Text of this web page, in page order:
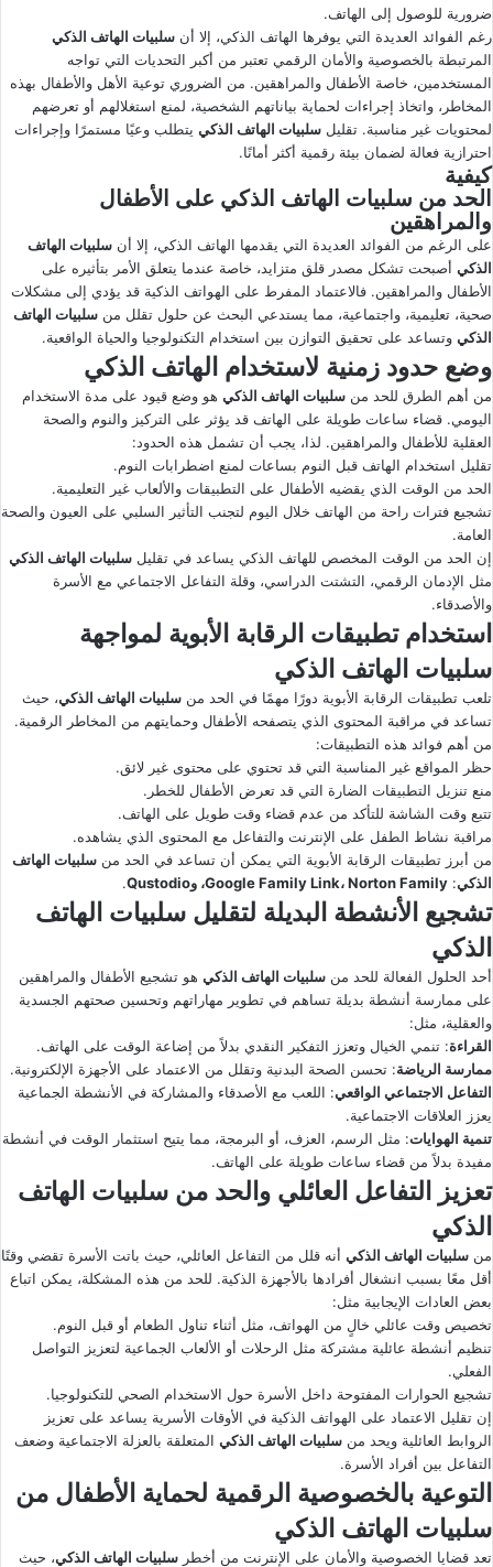
ضرورية للوصول إلى الهاتف.
رغم الفوائد العديدة التي يوفرها الهاتف الذكي، إلا أن سلبيات الهاتف الذكي
المرتبطة بالخصوصية والأمان الرقمي تعتبر من أكبر التحديات التي تواجه
المستخدمين، خاصة الأطفال والمراهقين. من الضروري توعية الأهل والأطفال بهذه
المخاطر، واتخاذ إجراءات لحماية بياناتهم الشخصية، لمنع استغلالهم أو تعرضهم
لمحتويات غير مناسبة. تقليل سلبيات الهاتف الذكي يتطلب وعيًا مستمرًا وإجراءات
احترازية فعالة لضمان بيئة رقمية أكثر أمانًا.
كيفية
الحد من سلبيات الهاتف الذكي على الأطفال
والمراهقين
على الرغم من الفوائد العديدة التي يقدمها الهاتف الذكي، إلا أن سلبيات الهاتف
الذكي أصبحت تشكل مصدر قلق متزايد، خاصة عندما يتعلق الأمر بتأثيره على
الأطفال والمراهقين. فالاعتماد المفرط على الهواتف الذكية قد يؤدي إلى مشكلات
صحية، تعليمية، واجتماعية، مما يستدعي البحث عن حلول تقلل من سلبيات الهاتف
الذكي وتساعد على تحقيق التوازن بين استخدام التكنولوجيا والحياة الواقعية.
وضع حدود زمنية لاستخدام الهاتف الذكي
من أهم الطرق للحد من سلبيات الهاتف الذكي هو وضع قيود على مدة الاستخدام
اليومي. قضاء ساعات طويلة على الهاتف قد يؤثر على التركيز والنوم والصحة
العقلية للأطفال والمراهقين. لذا، يجب أن تشمل هذه الحدود:
تقليل استخدام الهاتف قبل النوم بساعات لمنع اضطرابات النوم.
الحد من الوقت الذي يقضيه الأطفال على التطبيقات والألعاب غير التعليمية.
تشجيع فترات راحة من الهاتف خلال اليوم لتجنب التأثير السلبي على العيون والصحة
العامة.
إن الحد من الوقت المخصص للهاتف الذكي يساعد في تقليل سلبيات الهاتف الذكي
مثل الإدمان الرقمي، التشتت الدراسي، وقلة التفاعل الاجتماعي مع الأسرة
والأصدقاء.
استخدام تطبيقات الرقابة الأبوية لمواجهة
سلبيات الهاتف الذكي
تلعب تطبيقات الرقابة الأبوية دورًا مهمًا في الحد من سلبيات الهاتف الذكي، حيث
تساعد في مراقبة المحتوى الذي يتصفحه الأطفال وحمايتهم من المخاطر الرقمية.
من أهم فوائد هذه التطبيقات:
حظر المواقع غير المناسبة التي قد تحتوي على محتوى غير لائق.
منع تنزيل التطبيقات الضارة التي قد تعرض الأطفال للخطر.
تتبع وقت الشاشة للتأكد من عدم قضاء وقت طويل على الهاتف.
مراقبة نشاط الطفل على الإنترنت والتفاعل مع المحتوى الذي يشاهده.
من أبرز تطبيقات الرقابة الأبوية التي يمكن أن تساعد في الحد من سلبيات الهاتف
الذكي: Google Family Link، Norton Family، وQustodio .
تشجيع الأنشطة البديلة لتقليل سلبيات الهاتف
الذكي
أحد الحلول الفعالة للحد من سلبيات الهاتف الذكي هو تشجيع الأطفال والمراهقين
على ممارسة أنشطة بديلة تساهم في تطوير مهاراتهم وتحسين صحتهم الجسدية
والعقلية، مثل:
القراءة: تنمي الخيال وتعزز التفكير النقدي بدلاً من إضاعة الوقت على الهاتف.
ممارسة الرياضة: تحسن الصحة البدنية وتقلل من الاعتماد على الأجهزة الإلكترونية.
التفاعل الاجتماعي الواقعي: اللعب مع الأصدقاء والمشاركة في الأنشطة الجماعية
يعزز العلاقات الاجتماعية.
تنمية الهوايات: مثل الرسم، العزف، أو البرمجة، مما يتيح استثمار الوقت في أنشطة
مفيدة بدلاً من قضاء ساعات طويلة على الهاتف.
تعزيز التفاعل العائلي والحد من سلبيات الهاتف
الذكي
من سلبيات الهاتف الذكي أنه قلل من التفاعل العائلي، حيث باتت الأسرة تقضي وقتًا
أقل معًا بسبب انشغال أفرادها بالأجهزة الذكية. للحد من هذه المشكلة، يمكن اتباع
بعض العادات الإيجابية مثل:
تخصيص وقت عائلي خالٍ من الهواتف، مثل أثناء تناول الطعام أو قبل النوم.
تنظيم أنشطة عائلية مشتركة مثل الرحلات أو الألعاب الجماعية لتعزيز التواصل
الفعلي.
تشجيع الحوارات المفتوحة داخل الأسرة حول الاستخدام الصحي للتكنولوجيا.
إن تقليل الاعتماد على الهواتف الذكية في الأوقات الأسرية يساعد على تعزيز
الروابط العائلية ويحد من سلبيات الهاتف الذكي المتعلقة بالعزلة الاجتماعية وضعف
التفاعل بين أفراد الأسرة.
التوعية بالخصوصية الرقمية لحماية الأطفال من
سلبيات الهاتف الذكي
تعد قضايا الخصوصية والأمان على الإنترنت من أخطر سلبيات الهاتف الذكي، حيث